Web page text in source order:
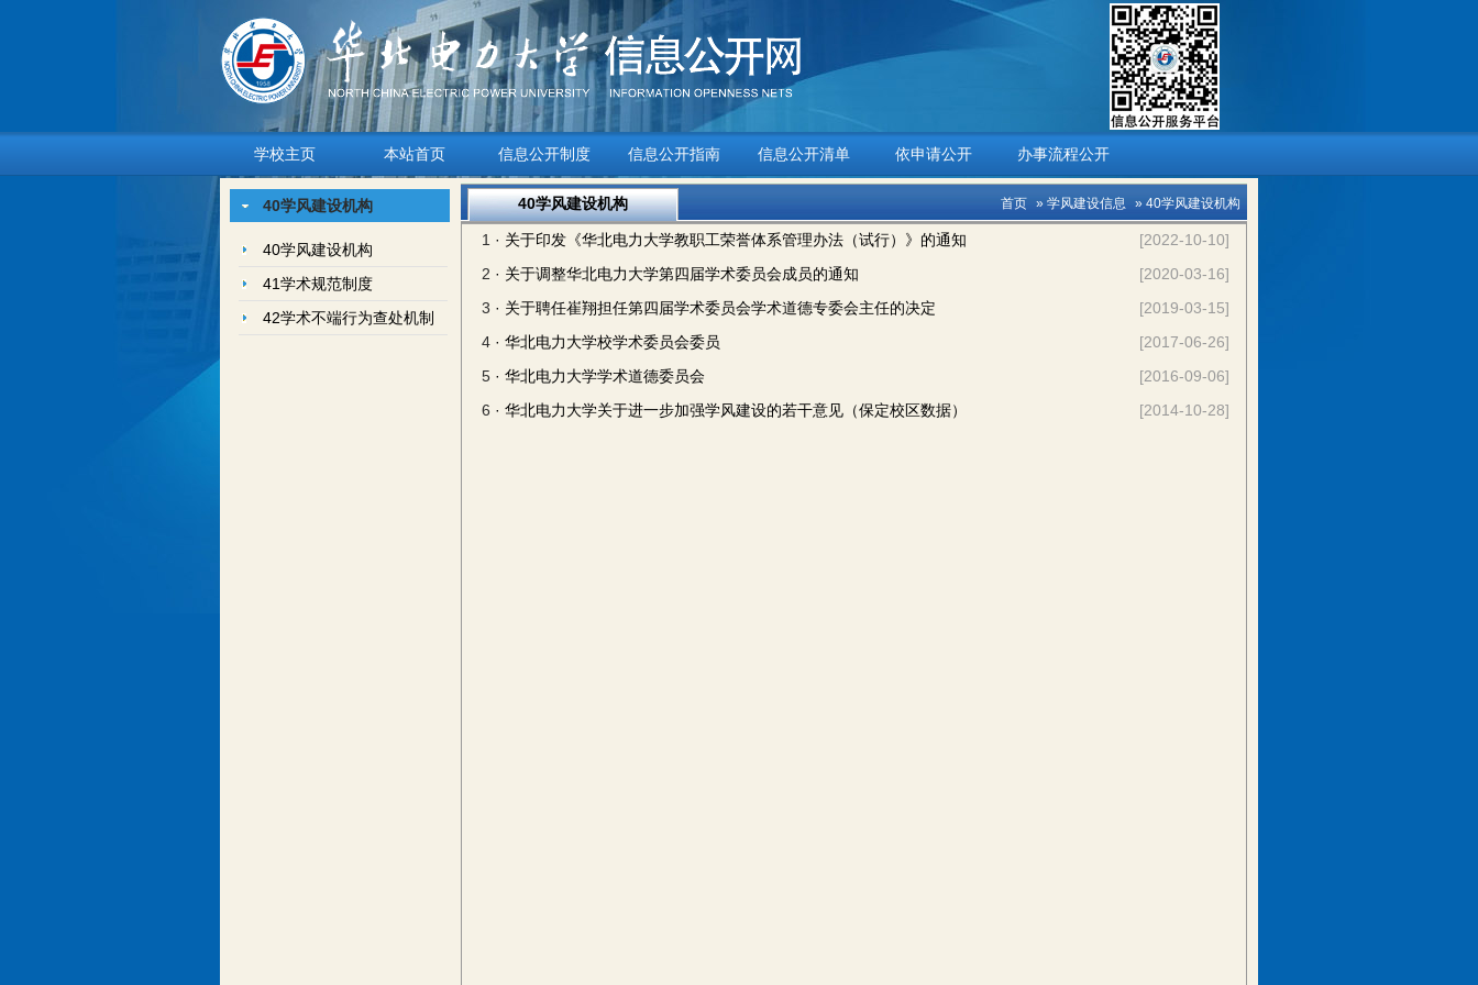
学校主页 本站首页 信息公开制度 信息公开指南 信息公开清单 依申请公开 办事流程公开
40学风建设机构
40学风建设机构
41学术规范制度
42学术不端行为查处机制
40学风建设机构 首页 » 学风建设信息 » 40学风建设机构
1 · 关于印发《华北电力大学教职工荣誉体系管理办法（试行）》的通知
[2022-10-10]
2 · 关于调整华北电力大学第四届学术委员会成员的通知
[2020-03-16]
3 · 关于聘任崔翔担任第四届学术委员会学术道德专委会主任的决定
[2019-03-15]
4 · 华北电力大学校学术委员会委员
[2017-06-26]
5 · 华北电力大学学术道德委员会
[2016-09-06]
6 · 华北电力大学关于进一步加强学风建设的若干意见（保定校区数据） [2014-10-28]